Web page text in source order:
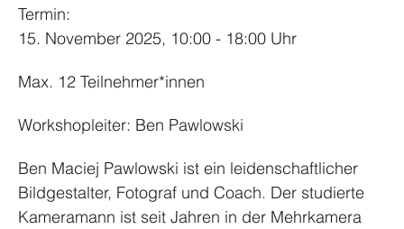
Termin:
15. November 2025, 10:00 - 18:00 Uhr
Max. 12 Teilnehmer*innen
Workshopleiter: Ben Pawlowski
Ben Maciej Pawlowski ist ein leidenschaftlicher
Bildgestalter, Fotograf und Coach. Der studierte
Kameramann ist seit Jahren in der Mehrkamera